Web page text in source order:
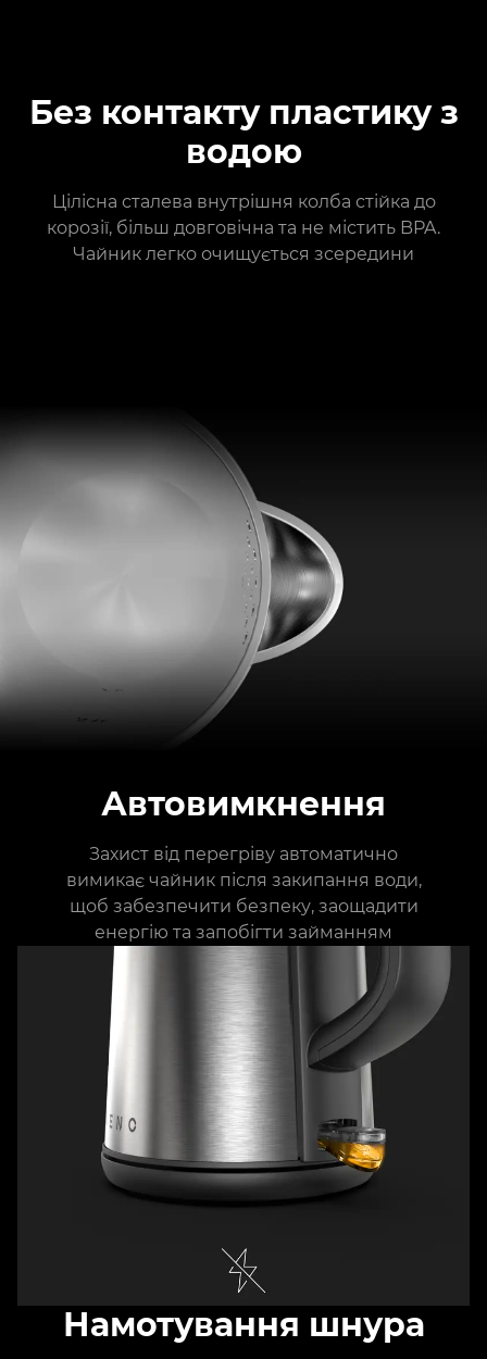
Без контакту пластику з
водою
Цілісна сталева внутрішня колба стійка до
корозії, більш довговічна та не містить BPA.
Чайник легко очищується зсередини
Автовимкнення
Захист від перегріву автоматично
вимикає чайник після закипання води,
щоб забезпечити безпеку, заощадити
енергію та запобігти займанням
Намотування шнура